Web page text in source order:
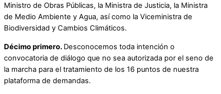
Ministro de Obras Públicas, la Ministra de Justicia, la Ministra
de Medio Ambiente y Agua, así como la Viceministra de
Biodiversidad y Cambios Climáticos.
Décimo primero. Desconocemos toda intención o
convocatoria de diálogo que no sea autorizada por el seno de
la marcha para el tratamiento de los 16 puntos de nuestra
plataforma de demandas.